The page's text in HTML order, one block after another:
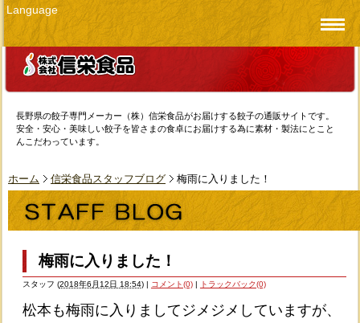
長野県の餃子専門メーカー（株）信栄食品がお届けする餃子の通販サイトです。
安全・安心・美味しい餃子を皆さまの食卓にお届けする為に素材・製法にとこと
んこだわっています。
Language
ホーム 信栄食品スタッフブログ 梅雨に入りました！
梅雨に入りました！
スタッフ (2018年6月12日 18:54) | コメント(0) | トラックバック(0)
松本も梅雨に入りましてジメジメしていますが、